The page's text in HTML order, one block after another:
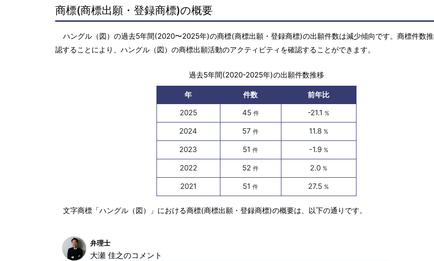
商標(商標出願・登録商標)の概要
ハングル（図）の過去5年間(2020〜2025年)の商標(商標出願・登録商標)の出願件数は減少傾向です。商標件数
認することにより、ハングル（図）の商標出願活動のアクティビティを確認することができます。
過去5年間(2020-2025年)の出願件数推移
年 件数
前年比
2025
45 件 -21.1 %
2024 57件 11.8 %
2023 51件 -1.9 %
2022 52件 2.0 %
2021 51件 27.5 %
文字商標「ハングル（図）」における商標(商標出願・登録商標)の概要は、以下の通りです。
弁理士
大瀬 佳之のコメント